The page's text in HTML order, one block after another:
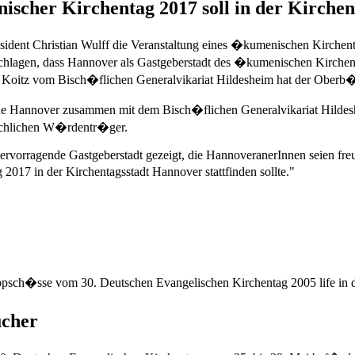
Kirchentag 2017 soll in der
Christian Wulff die Veranstaltung eines �kumenischen
dass Hannover als Gastgeberstadt des �kumenischen
vom Bisch�flichen Generalvikariat Hildesheim hat der
zusammen mit dem Bisch�flichen Generalvikariat
W�rdentr�ger.
Gastgeberstadt gezeigt, die HannoveranerInnen seien
in der Kirchentagsstadt Hannover stattfinden sollte."
vom 30. Deutschen Evangelischen Kirchentag 2005 life